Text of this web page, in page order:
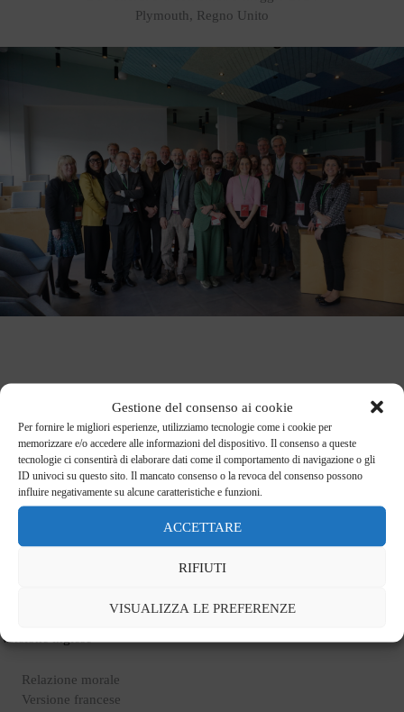
Gestione del consenso ai cookie
Per fornire le migliori esperienze, utilizziamo tecnologie come i cookie per
memorizzare e/o accedere alle informazioni del dispositivo. Il consenso a queste
tecnologie ci consentirà di elaborare dati come il comportamento di navigazione o gli
ID univoci su questo sito. Il mancato consenso o la revoca del consenso possono
influire negativamente su alcune caratteristiche e funzioni.
ACCETTARE
RIFIUTI
VISUALIZZA LE PREFERENZE
Plymouth, Regno Unito
L'Assemblea generale della Fédération Européenne des Cités
Napoléoniennes (FECN) - Destination Napoleon si è tenuta a Plymouth
(Regno Unito) dal 3 al 5 maggio 2024.
Di seguito troverete l'ordine del giorno, la relazione annuale di
Versione inglese
Relazione morale
Versione francese